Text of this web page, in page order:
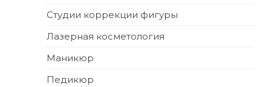
Студии коррекции фигуры
Лазерная косметология
Маникюр
Педикюр